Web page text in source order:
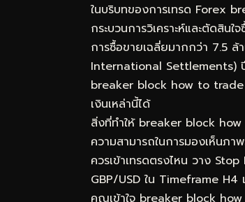
ในบริบทของการเทรด Forex
กระบวนการวิเคราะห์และตัดสิ
การซื้อขายเฉลี่ยมากกว่า 7.5
International Settlements)
breaker block how to trade
เงินเหล่านี้ได้
สิ่งที่ทำให้ breaker block
ความสามารถในการมองเห็นภ
ควรเข้าเทรดตรงไหน วาง
GBP/USD ใน Timeframe
คุณเข้าใจ breaker block